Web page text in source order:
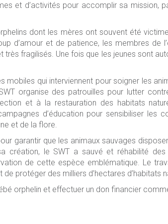
et d’activités pour accomplir sa mission,
dont les mères ont souvent été
d’amour et de patience, les membres de
fragilisés. Une fois que les jeunes sont
mobiles qui interviennent pour soigner les
organise des patrouilles pour lutter
et à la restauration des habitats
d’éducation pour sensibiliser les
et de la flore.
garantir que les animaux sauvages
création, le SWT a sauvé et réhabilité des
de cette espèce emblématique. Le
protéger des milliers d’hectares d’habitats
orphelin et effectuer un don financier